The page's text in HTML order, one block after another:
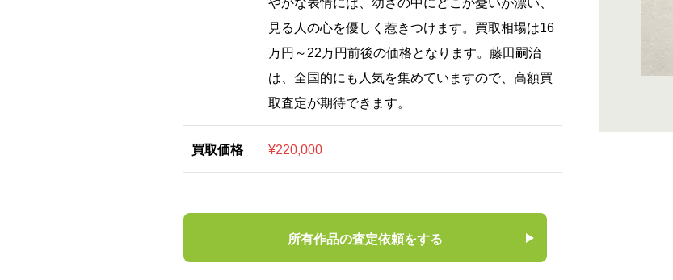
やかな表情には、幼さの中にどこか憂いが漂い、
見る人の心を優しく惹きつけます。買取相場は16
万円～22万円前後の価格となります。藤田嗣治
は、全国的にも人気を集めていますので、高額買
取査定が期待できます。
買取価格 ¥220,000
所有作品の査定依頼をする